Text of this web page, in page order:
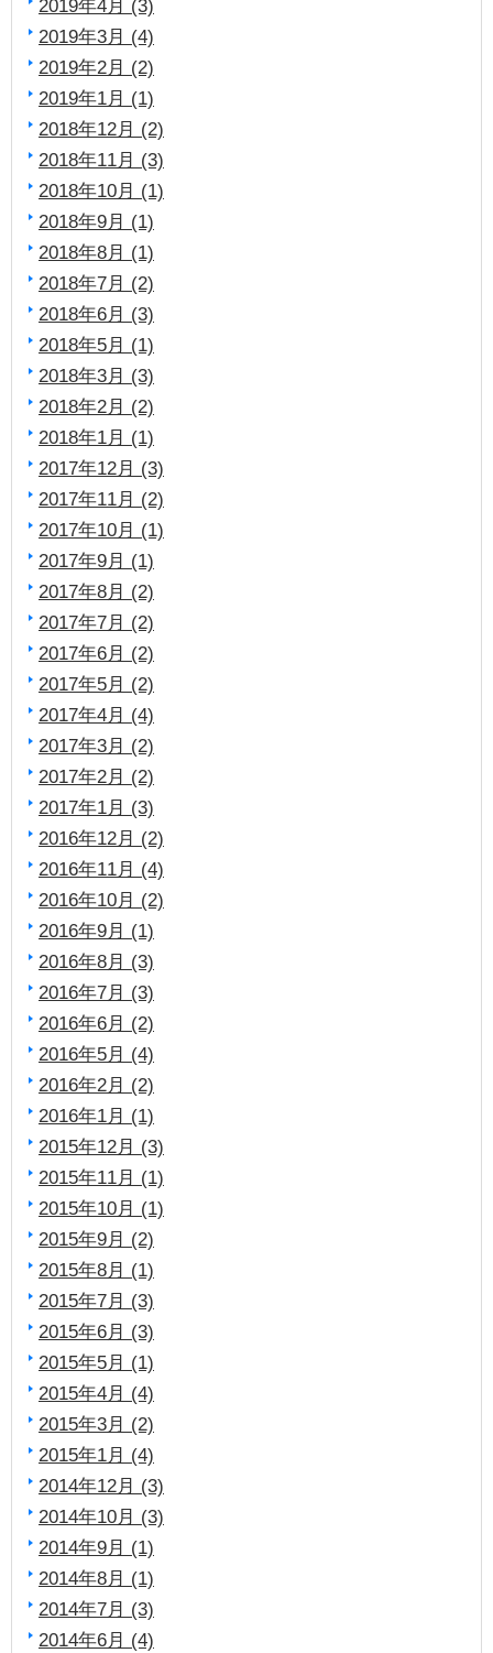
2019年4月 (3)
2019年3月 (4)
2019年2月 (2)
2019年1月 (1)
2018年12月 (2)
2018年11月 (3)
2018年10月 (1)
2018年9月 (1)
2018年8月 (1)
2018年7月 (2)
2018年6月 (3)
2018年5月 (1)
2018年3月 (3)
2018年2月 (2)
2018年1月 (1)
2017年12月 (3)
2017年11月 (2)
2017年10月 (1)
2017年9月 (1)
2017年8月 (2)
2017年7月 (2)
2017年6月 (2)
2017年5月 (2)
2017年4月 (4)
2017年3月 (2)
2017年2月 (2)
2017年1月 (3)
2016年12月 (2)
2016年11月 (4)
2016年10月 (2)
2016年9月 (1)
2016年8月 (3)
2016年7月 (3)
2016年6月 (2)
2016年5月 (4)
2016年2月 (2)
2016年1月 (1)
2015年12月 (3)
2015年11月 (1)
2015年10月 (1)
2015年9月 (2)
2015年8月 (1)
2015年7月 (3)
2015年6月 (3)
2015年5月 (1)
2015年4月 (4)
2015年3月 (2)
2015年1月 (4)
2014年12月 (3)
2014年10月 (3)
2014年9月 (1)
2014年8月 (1)
2014年7月 (3)
2014年6月 (4)